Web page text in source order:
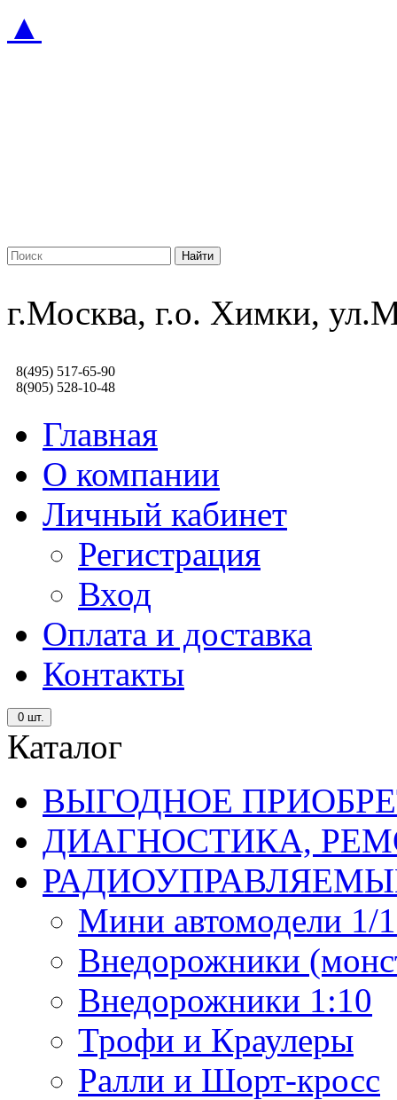
▲
г.Москва, г.о. Химки,
8(495) 517-65-90
8(905) 528-10-48
Главная
О компании
Личный кабинет
Регистрация
Вход
Оплата и доставка
Контакты
0 шт.
Каталог
ВЫГОДНОЕ
ДИАГНОСТИКА,
Мини автомодели 1/
Внедорожники
Внедорожники 1:10
Трофи и Краулеры
Ралли и Шорт-кросс